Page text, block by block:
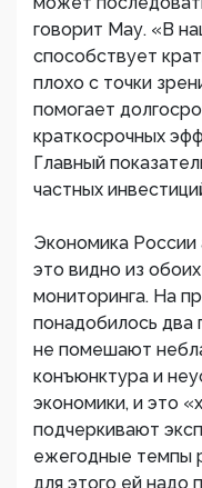
говорит Мау. «В
способствует
плохо с точки
помогает
краткосрочных
Главный
частных
Экономика России
это видно из
мониторинга. На
понадобилось два
не помешают
конъюнктура и
экономики, и это
подчеркивают
ежегодные темпы
для этого ей надо